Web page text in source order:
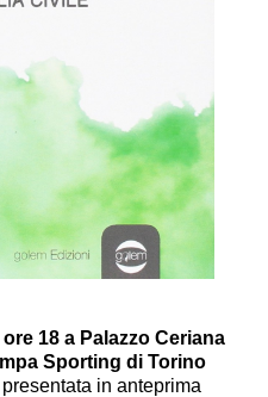
18 a Palazzo Ceriana
Sporting di Torino
in anteprima